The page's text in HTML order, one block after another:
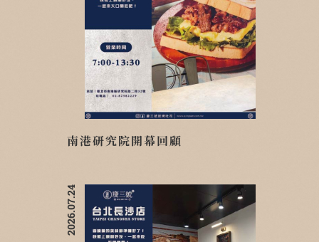
南港研究院開幕回顧
2026.07.24